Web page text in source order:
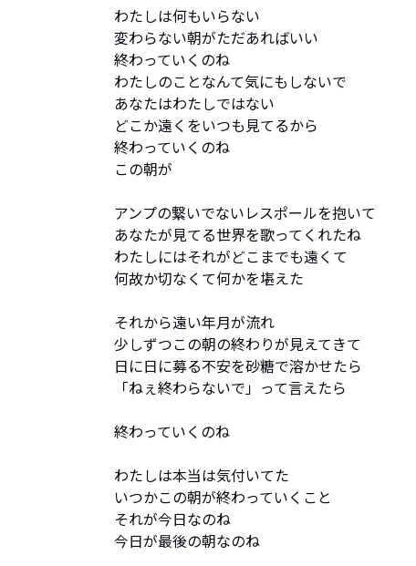
わたしは何もいらない
変わらない朝がただあればいい
終わっていくのね
わたしのことなんて気にもしないで
あなたはわたしではない
どこか遠くをいつも見てるから
終わっていくのね
この朝が
アンプの繋いでないレスポールを抱いて
あなたが見てる世界を歌ってくれたね
わたしにはそれがどこまでも遠くて
何故か切なくて何かを堪えた
それから遠い年月が流れ
少しずつこの朝の終わりが見えてきて
日に日に募る不安を砂糖で溶かせたら
「ねぇ終わらないで」って言えたら
終わっていくのね
わたしは本当は気付いてた
いつかこの朝が終わっていくこと
それが今日なのね
今日が最後の朝なのね